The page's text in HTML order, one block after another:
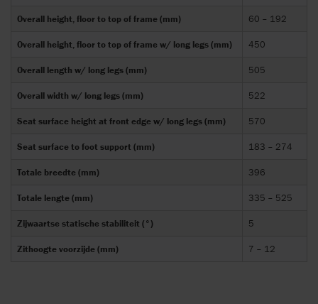
Overall height, floor to top of frame (mm) 60 – 192
Overall height, floor to top of frame w/ long legs (mm) 450
Overall length w/ long legs (mm) 505
Overall width w/ long legs (mm) 522
Seat surface height at front edge w/ long legs (mm) 570
Seat surface to foot support (mm) 183 – 274
Totale breedte (mm) 396
Totale lengte (mm) 335 – 525
Zijwaartse statische stabiliteit (°) 5
Zithoogte voorzijde (mm) 7 – 12